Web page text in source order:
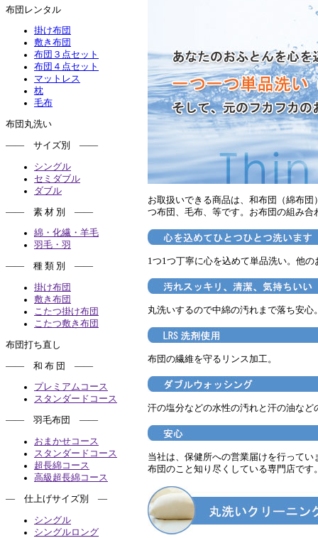
布団レンタル
掛け布団
敷き布団
布団３点セット
布団４点セット
マットレス
枕
毛布
布団丸洗い
―― サイズ別 ――
シングル
セミダブル
ダブル
―― 素 材 別 ――
綿・化繊・羊毛
羽毛・羽
―― 種 類 別 ――
掛け布団
敷き布団
こたつ掛け布団
こたつ敷き布団
布団打ち直し
―― 和 布 団 ――
プレミアムコース
スタンダードコース
―― 羽毛布団 ――
おまかせコース
スタンダードコース
超長綿コース
高級超長綿コース
― 仕上げサイズ別 ―
シングル
シングルロング
お取扱いできる商品は、和布団（綿布
つ布団、毛布、等です。お布団の組み合
1つ1つ丁寧に心を込めて単品洗い。他
丸洗いするので中綿の汚れまで落ち安心
布団の繊維を守るリンス加工。
汗の塩分などの水性の汚れと汗の油な
当社は、保健所への営業届けを行ってい
布団のこと知り尽くしている専門店です